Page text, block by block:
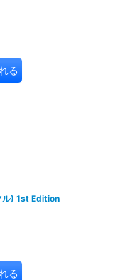
る
ル) 1st Edition
る